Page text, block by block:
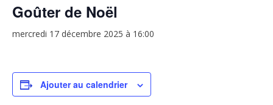
Goûter de Noël
mercredi 17 décembre 2025 à 16:00
Ajouter au calendrier